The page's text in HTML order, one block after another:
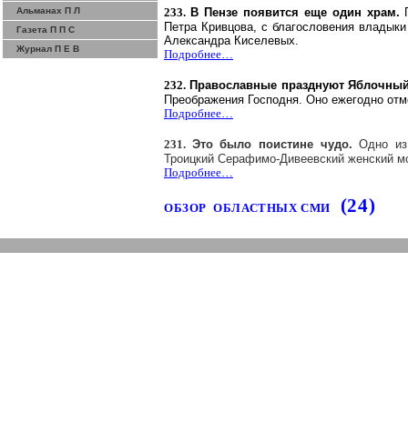
Альманах П Л
Газета П П С
Журнал П Е В
233. В Пензе появится еще один храм.
ПетраКривцова, с благословения
Александра Киселевых.
Подробнее…
232. Православные празднуют
Преображения Господня. Оно ежегодно
Подробнее…
231. Это было поистине чудо.Одно
Троицкий Серафимо-Дивеевский женский
Подробнее…
ОБЗОР ОБЛАСТНЫХ СМИ (24)